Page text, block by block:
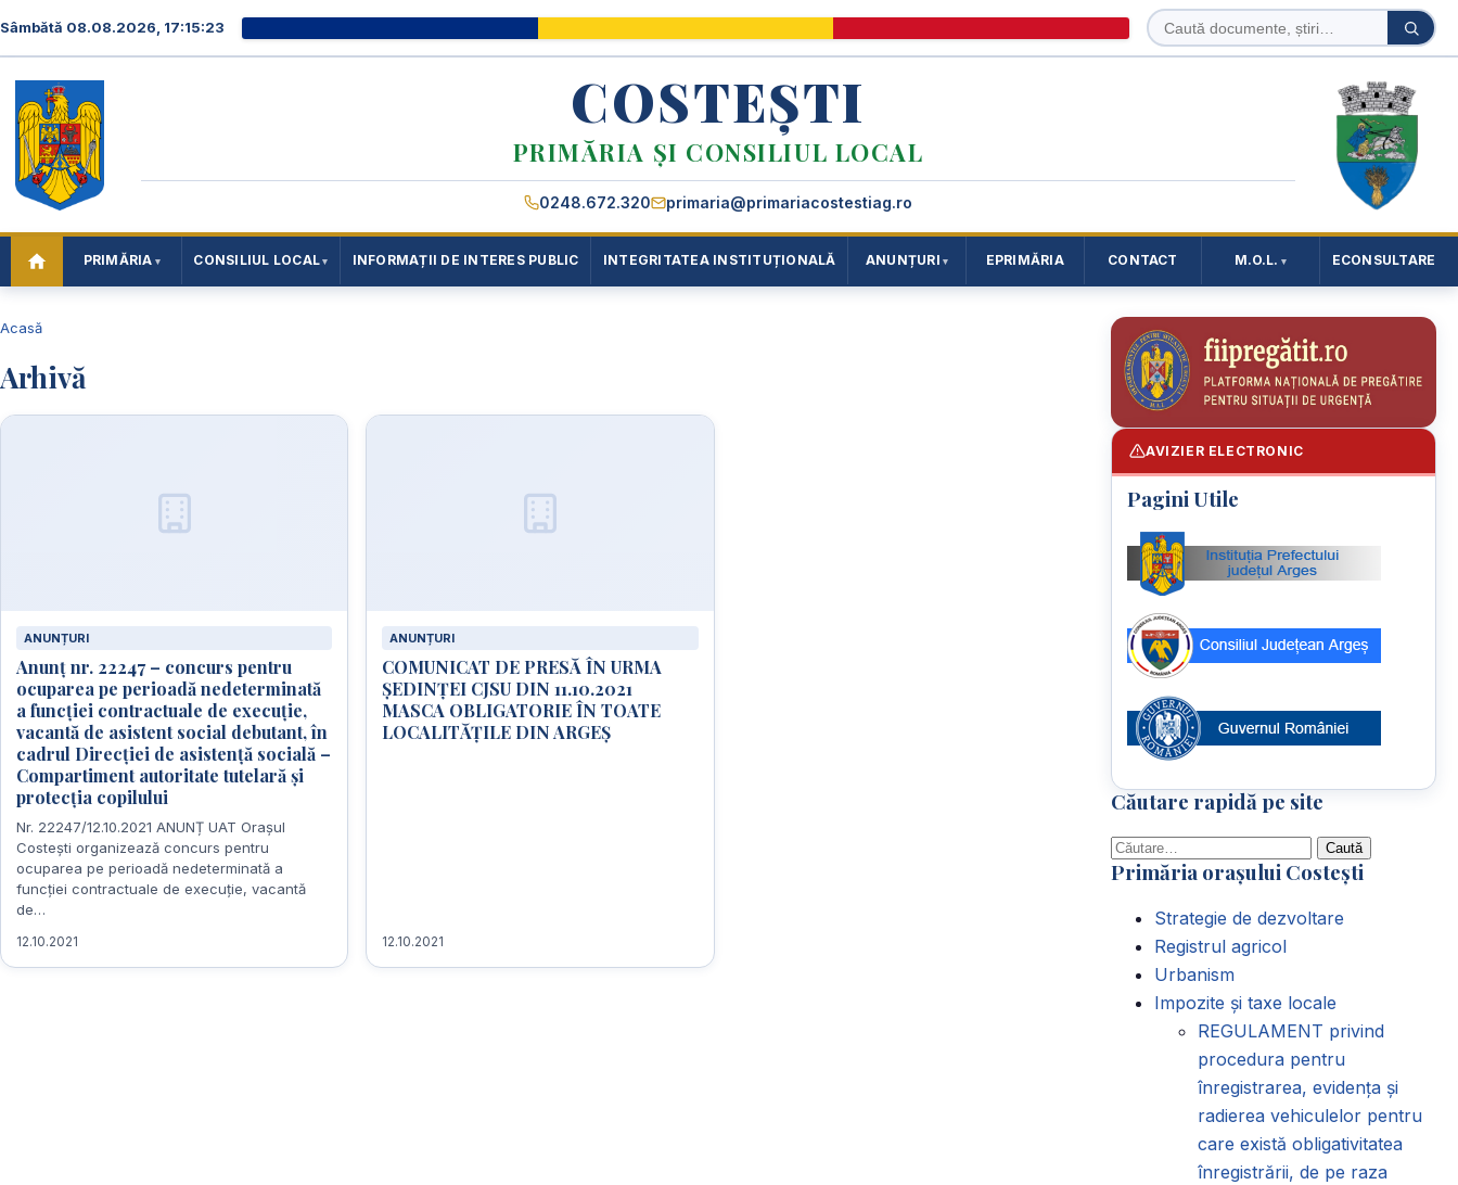
Sâmbătă 08.08.2026, 17:15:23
Caută
în
Caută
COSTEȘTI
PRIMĂRIA ȘI CONSILIUL LOCAL
0248.672.320 primaria@primariacostestiag.ro
PRIMĂRIA CONSILIUL LOCAL INFORMAȚII DE INTERES PUBLIC INTEGRITATEA INSTITUȚIONALĂ ANUNȚURI EPRIMĂRIA CONTACT M.O.L. ECONSULTARE
Acasă
Arhivă
ANUNȚURI
Anunț nr. 22247 – concurs pentru
ocuparea pe perioadă nedeterminată
a funcției contractuale de execuție,
vacantă de asistent social debutant, în
cadrul Direcției de asistență socială –
Compartiment autoritate tutelară și
protecția copilului
Nr. 22247/12.10.2021 ANUNȚ UAT Orașul
Costești organizează concurs pentru
ocuparea pe perioadă nedeterminată a
funcției contractuale de execuție, vacantă
de…
12.10.2021
ANUNȚURI
COMUNICAT DE PRESĂ ÎN URMA
ȘEDINȚEI CJSU DIN 11.10.2021
MASCA OBLIGATORIE ÎN TOATE
LOCALITĂȚILE DIN ARGEȘ
12.10.2021
AVIZIER ELECTRONIC
Pagini Utile
Căutare rapidă pe site
Caută
după:
Primăria orașului Costești
Strategie de dezvoltare
Registrul agricol
Urbanism
Impozite și taxe locale
REGULAMENT privind
procedura pentru
înregistrarea, evidența și
radierea vehiculelor pentru
care există obligativitatea
înregistrării, de pe raza